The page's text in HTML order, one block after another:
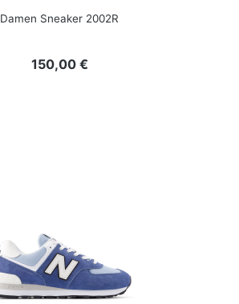
Damen Sneaker 2002R
Regulärer Preis:
150,00 €